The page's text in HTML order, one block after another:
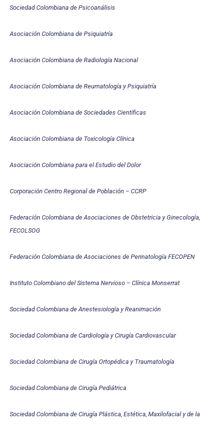
Sociedad Colombiana de Psicoanálisis
Asociación Colombiana de Psiquiatría
Asociación Colombiana de Radiología Nacional
Asociación Colombiana de Reumatología y Psiquiatría
Asociación Colombiana de Sociedades Científicas
Asociación Colombiana de Toxicología Clínica
Asociación Colombiana para el Estudio del Dolor
Corporación Centro Regional de Población – CCRP
Federación Colombiana de Asociaciones de Obstetricia y Ginecología,
FECOLSOG
Federación Colombiana de Asociaciones de Perinatología FECOPEN
Instituto Colombiano del Sistema Nervioso – Clínica Monserrat
Sociedad Colombiana de Anestesiología y Reanimación
Sociedad Colombiana de Cardiología y Cirugía Cardiovascular
Sociedad Colombiana de Cirugía Ortopédica y Traumatología
Sociedad Colombiana de Cirugía Pediátrica
Sociedad Colombiana de Cirugía Plástica, Estética, Maxilofacial y de la